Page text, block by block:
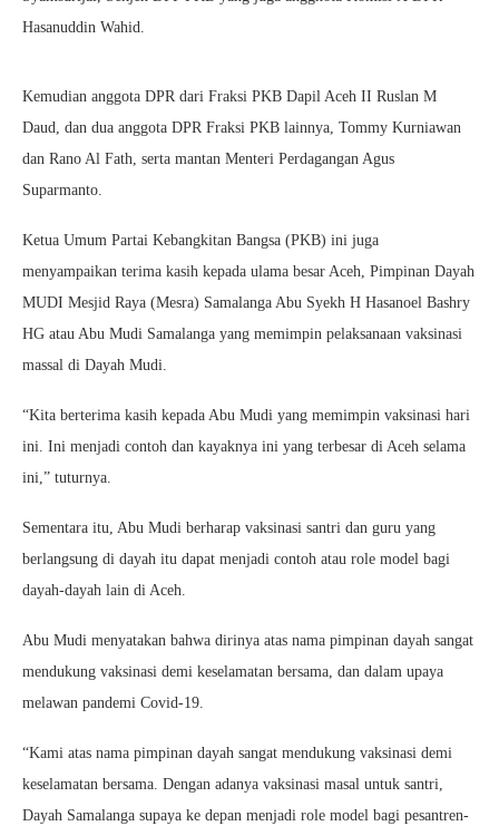
Hasanuddin Wahid.
Kemudian anggota DPR dari Fraksi PKB Dapil Aceh II Ruslan M
Daud, dan dua anggota DPR Fraksi PKB lainnya, Tommy Kurniawan
dan Rano Al Fath, serta mantan Menteri Perdagangan Agus
Suparmanto.
Ketua Umum Partai Kebangkitan Bangsa (PKB) ini juga
menyampaikan terima kasih kepada ulama besar Aceh, Pimpinan Dayah
MUDI Mesjid Raya (Mesra) Samalanga Abu Syekh H Hasanoel Bashry
HG atau Abu Mudi Samalanga yang memimpin pelaksanaan vaksinasi
massal di Dayah Mudi.
“Kita berterima kasih kepada Abu Mudi yang memimpin vaksinasi hari
ini. Ini menjadi contoh dan kayaknya ini yang terbesar di Aceh selama
ini,” tuturnya.
Sementara itu, Abu Mudi berharap vaksinasi santri dan guru yang
berlangsung di dayah itu dapat menjadi contoh atau role model bagi
dayah-dayah lain di Aceh.
Abu Mudi menyatakan bahwa dirinya atas nama pimpinan dayah sangat
mendukung vaksinasi demi keselamatan bersama, dan dalam upaya
melawan pandemi Covid-19.
“Kami atas nama pimpinan dayah sangat mendukung vaksinasi demi
keselamatan bersama. Dengan adanya vaksinasi masal untuk santri,
Dayah Samalanga supaya ke depan menjadi role model bagi pesantren-